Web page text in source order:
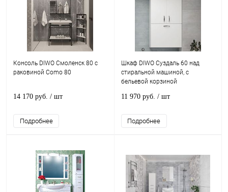
Консоль DIWO Смоленск 80 с
раковиной Como 80
14 170 руб. / шт
Подробнее
Шкаф DIWO Суздаль 60 над
стиральной машиной, с
бельевой корзиной
11 970 руб. / шт
Подробнее